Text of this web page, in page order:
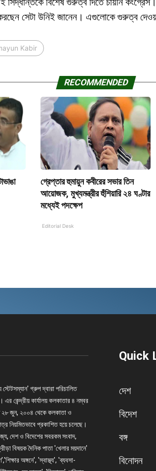
সেটা উনিই জানেন। এগুলোকে গুরুত্ব
Kabir
RECOMMENDED
গ্রেপ্তার হুমায়ুন কবীরের সভার তিন
আয়োজক, মুখ্যমন্ত্রীর হুঁশিয়ারি ২৪ ঘণ্টার
মধ্যেই পদক্ষেপ
Editorial Desk
স্টেটসম্যান' গ্রুপ দ্বারা পরিচালিত
এর কেন্দ্রীয় কার্যালয় কলকাতার ৪ নম্বর
২৮ জুন, ২০০৪ থেকে কলকাতা ও
নিয়মিতভাবে প্রকাশিত হয়ে চলেছে।
দেশ ও বিদেশের সবরকম সংবাদ,
বিষয়ক দৈনিক পাতা 'খেলার ময়দানে'
অঙ্গনে', 'স্বাস্থ্য', 'ব্যবসা-
Quick
দেশ
বিদেশ
বঙ্গ
বিনোদন